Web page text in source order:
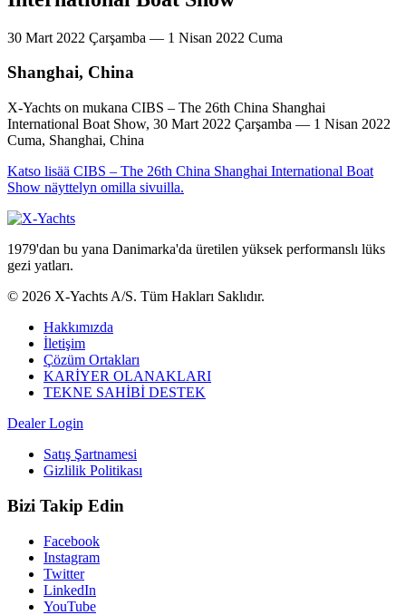
30 Mart 2022 Çarşamba — 1 Nisan 2022 Cuma
Shanghai, China
X-Yachts on mukana CIBS – The 26th China Shanghai
International Boat Show, 30 Mart 2022 Çarşamba — 1 Nisan 2022
Cuma, Shanghai, China
Katso lisää CIBS – The 26th China Shanghai International Boat
Show näyttelyn omilla sivuilla.
1979'dan bu yana Danimarka'da üretilen yüksek performanslı lüks
gezi yatları.
© 2026 X-Yachts A/S. Tüm Hakları Saklıdır.
Hakkımızda
İletişim
Çözüm Ortakları
KARİYER OLANAKLARI
TEKNE SAHİBİ DESTEK
Dealer Login
Satış Şartnamesi
Gizlilik Politikası
Bizi Takip Edin
Facebook
Instagram
Twitter
LinkedIn
YouTube